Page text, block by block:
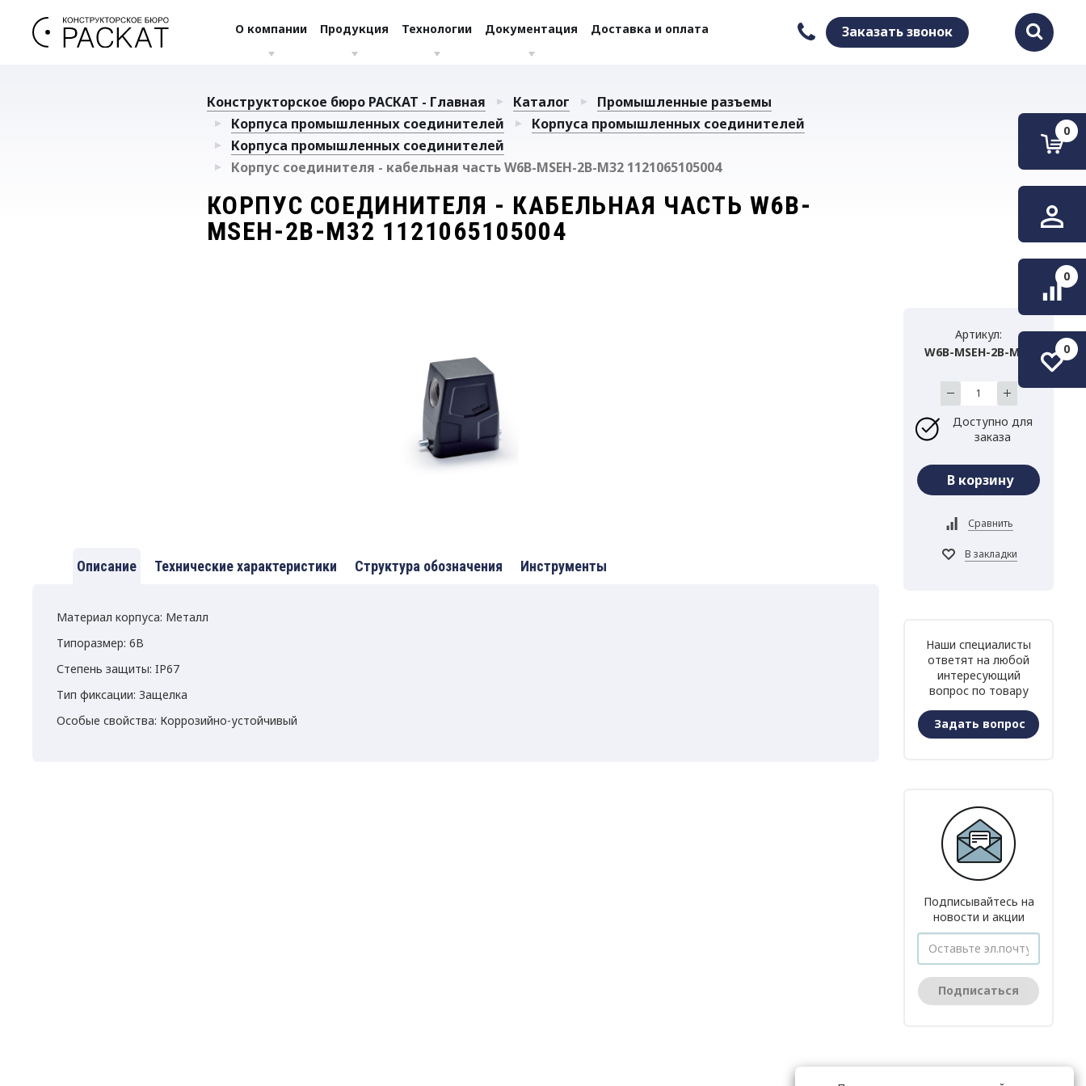
О компании Продукция Технологии Документация Доставка и оплата Заказать звонок
0
0
0
Конструкторское бюро РАСКАТ - Главная Каталог
Промышленные разъемы
Корпуса промышленных соединителей
Корпуса промышленных соединителей
Корпуса промышленных соединителей
Корпус соединителя - кабельная часть W6B-MSEH-2B-M32 1121065105004
КОРПУС СОЕДИНИТЕЛЯ - КАБЕЛЬНАЯ ЧАСТЬ W6B-
MSEH-2B-M32 1121065105004
Описание Технические характеристики Структура обозначения Инструменты
Материал корпуса: Металл
Типоразмер: 6B
Степень защиты: IP67
Тип фиксации: Защелка
Особые свойства: Коррозийно-устойчивый
Артикул:
W6B-MSEH-2B-M32
Доступно для
заказа
Наши специалисты
ответят на любой
интересующий
вопрос по товару
Задать вопрос
Подписывайтесь на
новости и акции
Подписаться